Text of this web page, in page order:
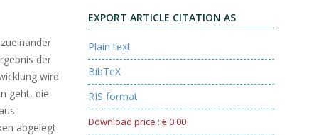
EXPORT ARTICLE CITATION AS
Plain text
BibTeX
RIS format
Download price : € 0.00
der
wird
geht, die
abgelegt